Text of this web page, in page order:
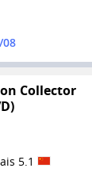
08
Collector
5.1